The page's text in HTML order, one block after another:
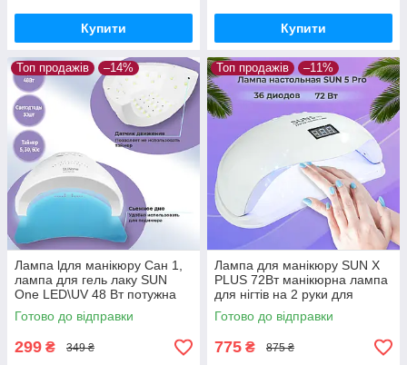
Купити Купити
Топ продажів –14%
Лампа lдля манікюру Сан 1,
лампа для гель лаку SUN
One LED\UV 48 Вт потужна
манікюрна лампа
Готово до відправки
299 ₴ 349 ₴
Топ продажів –11%
Лампа для манікюру SUN X
PLUS 72Вт манікюрна лампа
для нігтів на 2 руки для
педикюру Led/Uv сушарка
для гель лаку
Готово до відправки
775 ₴ 875 ₴